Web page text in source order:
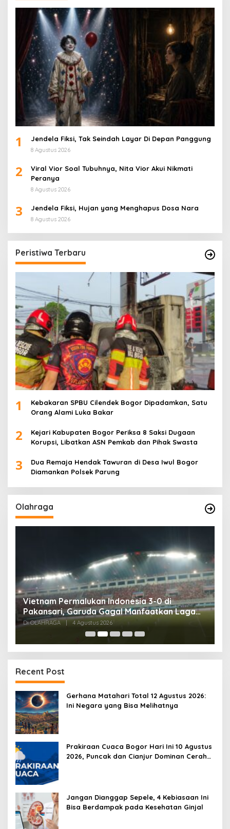
1 Jendela Fiksi, Tak Seindah Layar Di Depan Panggung
8 Agustus 2026
2
Viral Vior Soal Tubuhnya, Nita Vior Akui Nikmati
Peranya
8 Agustus 2026
3 Jendela Fiksi, Hujan yang Menghapus Dosa Nara
8 Agustus 2026
Peristiwa Terbaru
1
Kebakaran SPBU Cilendek Bogor Dipadamkan, Satu
Orang Alami Luka Bakar
2
Kejari Kabupaten Bogor Periksa 8 Saksi Dugaan
Korupsi, Libatkan ASN Pemkab dan Pihak Swasta
3
Dua Remaja Hendak Tawuran di Desa Iwul Bogor
Diamankan Polsek Parung
Olahraga
Vietnam Permalukan Indonesia 3-0 di
Pakansari, Garuda Gagal Manfaatkan Laga
Kandang
Di OLAHRAGA 4 Agustus 2026
Recent Post
Gerhana Matahari Total 12 Agustus 2026:
Ini Negara yang Bisa Melihatnya
Prakiraan Cuaca Bogor Hari Ini 10 Agustus
2026, Puncak dan Cianjur Dominan Cerah
Jangan Dianggap Sepele, 4 Kebiasaan Ini
Bisa Berdampak pada Kesehatan Ginjal